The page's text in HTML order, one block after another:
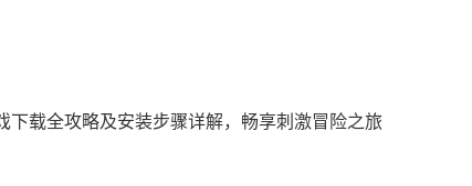
下载全攻略及安装步骤详解，畅享刺激冒险之旅